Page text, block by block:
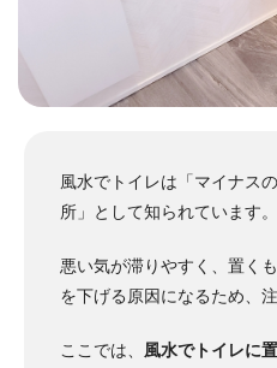
風水でトイレは「マイナス
所」として知られています。
悪い気が滞りやすく、置く
を下げる原因になるため、
ここでは、 風水でトイレに